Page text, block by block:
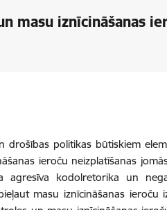
masu iznīcināšanas
drošības politikas būtiskiem
ieroču neizplatīšanas
agresīva kodolretorika un
masu iznīcināšanas ieroču